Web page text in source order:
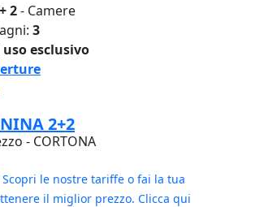
2- Camere
3
esclusivo
2+2
- CORTONA
Scopri le nostre tariffe o fai la tua
il miglior prezzo. Clicca qui